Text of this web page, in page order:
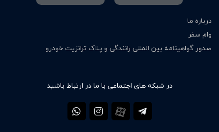
درباره ما
وام سفر
صدور گواهینامه بین المللی رانندگی و پلاک ترانزیت خودرو
در شبکه های اجتماعی با ما در ارتباط باشید